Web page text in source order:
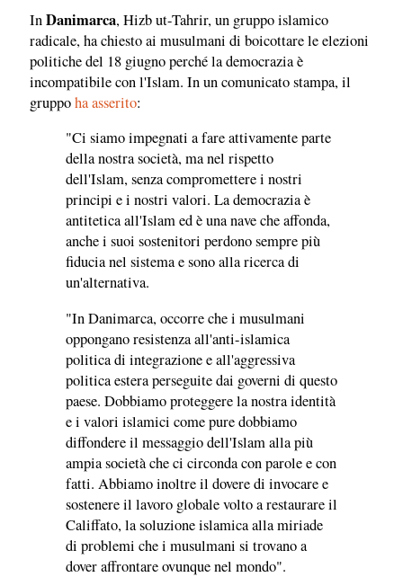
InDanimarca, Hizb ut-Tahrir, un gruppo islamico
radicale, ha chiesto ai musulmani di boicottare le elezioni
politiche del 18 giugno perché la democrazia è
incompatibile con l'Islam. In un comunicato stampa, il
gruppoha asserito:
"Ci siamo impegnati a fare attivamente parte
della nostra società, ma nel rispetto
dell'Islam, senza compromettere i nostri
principi e i nostri valori. La democrazia è
antitetica all'Islam ed è una nave che affonda,
anche i suoi sostenitori perdono sempre più
fiducia nel sistema e sono alla ricerca di
un'alternativa.
"In Danimarca, occorre che i musulmani
oppongano resistenza all'anti-islamica
politica di integrazione e all'aggressiva
politica estera perseguite dai governi di questo
paese. Dobbiamo proteggere la nostra identità
e i valori islamici come pure dobbiamo
diffondere il messaggio dell'Islam alla più
ampia società che ci circonda con parole e con
fatti. Abbiamo inoltre il dovere di invocare e
sostenere il lavoro globale volto a restaurare il
Califfato, la soluzione islamica alla miriade
di problemi che i musulmani si trovano a
dover affrontare ovunque nel mondo".